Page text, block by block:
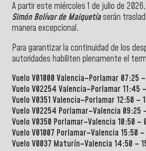
A partir este miércoles 1 de julio de
Simón Bolívar de Maiquetíaserán
manera excepcional.
Para garantizar la continuidad de los
autoridades habiliten plenamente el
Vuelo V01000 Valencia–Porlamar 07:25
Vuelo V02254 Valencia–Porlamar 11:45
Vuelo V0351 Valencia–Porlamar 12:50 –
Vuelo V02254 Porlamar–Valencia 09:25
Vuelo V0350 Porlamar–Valencia 10:50 –
Vuelo V01007 Porlamar–Valencia 15:50
Vuelo V0037 Maturín–Valencia 14:50 –